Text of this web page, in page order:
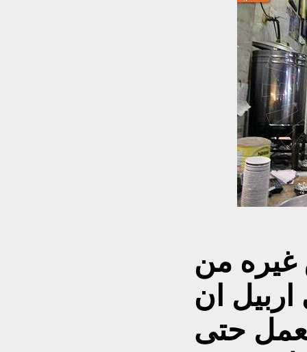
غيره من
اربيل ان
حتى